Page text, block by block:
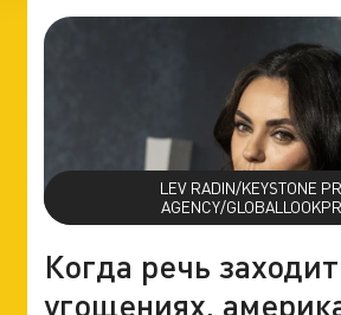
LEV RADIN/KEYSTONE
AGENCY/
Когда речь
угощениях,